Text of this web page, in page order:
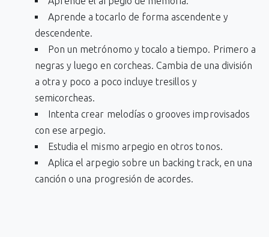
Aprende a tocarlo de forma ascendente y
descendente.
Pon un metrónomo y tocalo a tiempo. Primero a
negras y luego en corcheas. Cambia de una división
a otra y poco a poco incluye tresillos y
semicorcheas.
Intenta crear melodías o grooves improvisados
con ese arpegio.
Estudia el mismo arpegio en otros tonos.
Aplica el arpegio sobre un backing track, en una
canción o una progresión de acordes.